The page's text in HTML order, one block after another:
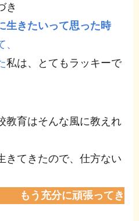
き
生きたいって思った時
、
私は、とてもラッキーで
教育はそんな風に教えれ
きてきたので、仕方ない
もう充分に頑張ってき